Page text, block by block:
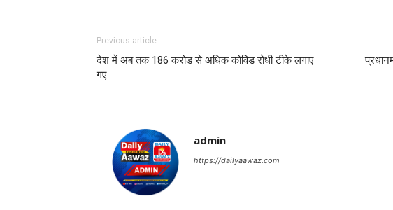
Previous article
देश में अब तक 186 करोड से अधिक कोविड रोधी टीके लगाए
गए
admin
https://dailyaawaz.com